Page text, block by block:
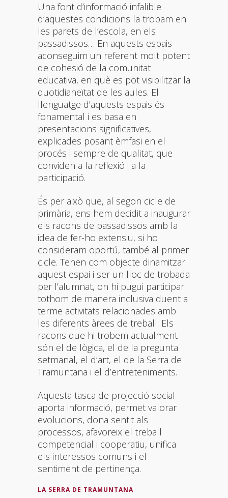
Una font d’informació infalible
d’aquestes condicions la trobam en
les parets de l’escola, en els
passadissos… En aquests espais
aconseguim un referent molt potent
de cohesió de la comunitat
educativa, en què es pot visibilitzar la
quotidianeïtat de les aules. El
llenguatge d’aquests espais és
fonamental i es basa en
presentacions significatives,
explicades posant èmfasi en el
procés i sempre de qualitat, que
conviden a la reflexió i a la
participació.
És per això que, al segon cicle de
primària, ens hem decidit a inaugurar
els racons de passadissos amb la
idea de fer-ho extensiu, si ho
consideram oportú, també al primer
cicle. Tenen com objecte dinamitzar
aquest espai i ser un lloc de trobada
per l’alumnat, on hi pugui participar
tothom de manera inclusiva duent a
terme activitats relacionades amb
les diferents àrees de treball. Els
racons que hi trobem actualment
són el de lògica, el de la pregunta
setmanal, el d’art, el de la Serra de
Tramuntana i el d’entreteniments.
Aquesta tasca de projecció social
aporta informació, permet valorar
evolucions, dona sentit als
processos, afavoreix el treball
competencial i cooperatiu, unifica
els interessos comuns i el
sentiment de pertinença.
LA SERRA DE TRAMUNTANA